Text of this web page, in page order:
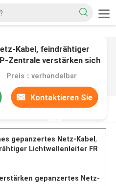
Kabel, feindrähtiger
Zentrale verstärken sich
Preis：verhandelbar
Kontaktieren Sie
gepanzertes Netz-Kabel,
Lichtwellenleiter FR
gepanzertes Netz-